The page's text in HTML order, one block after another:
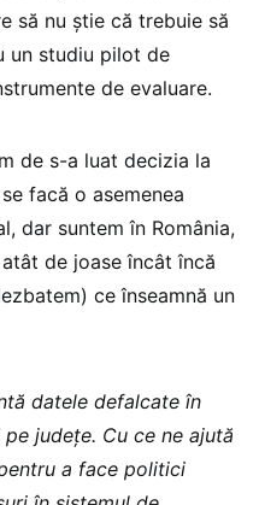
să nu știe că trebuie să
un studiu pilot de
de evaluare.
de s-a luat decizia la
facă o asemenea
dar suntem în România,
de joase încât încă
ce înseamnă un
datele defalcate în
județe. Cu ce ne ajută
a face politici